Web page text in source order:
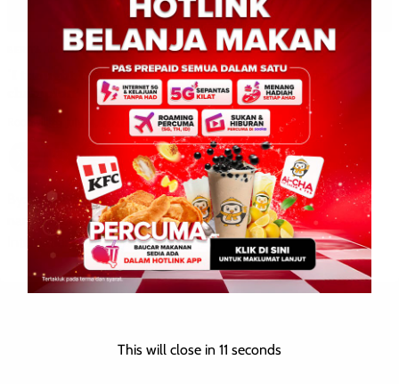
DUNIA ENGLISH HIBURAN
‘I thought I was runner-up, turns out I was world
champion’ – Dr Stanley Missun
0
By: Roodwill Bangkok: Dr Stanley Missun never expected his
name to be announced as the winner of Mister Classy Model
International 2026 as he stood […]
This will close in 10 seconds